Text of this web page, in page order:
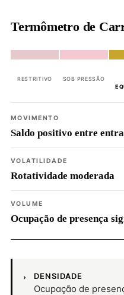
Termômetro de
RESTRITIVO SOB PRESSÃO
MOVIMENTO
Saldo positivo entre
VOLATILIDADE
Rotatividade moderada
VOLUME
Ocupação de presença
DENSIDADE
Ocupação de